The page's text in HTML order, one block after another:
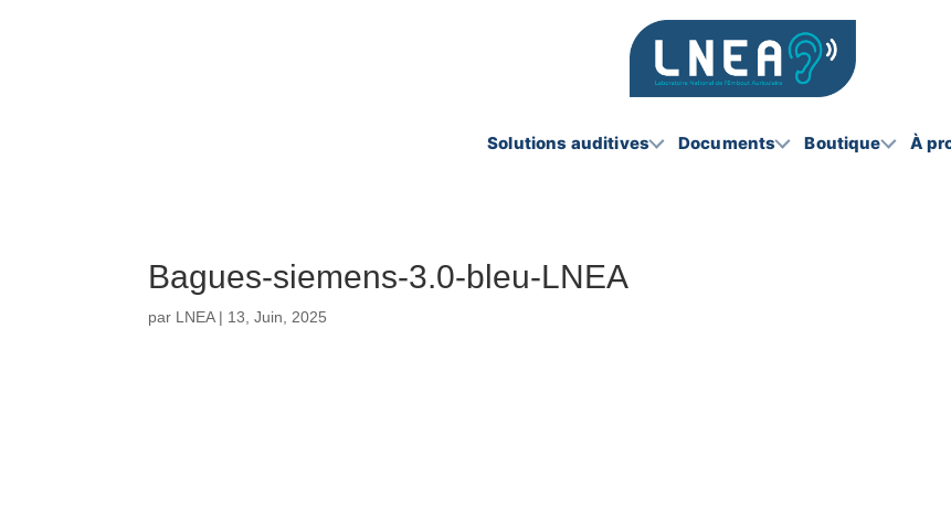
Solutions auditives Documents Boutique À
Bagues-siemens-3.0-bleu-LNEA
par LNEA| 13, Juin, 2025